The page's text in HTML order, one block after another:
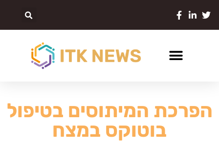
הפרכת המיתוסים בטיפול
בוטוקס במצח